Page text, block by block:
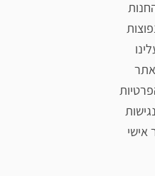
אתר
אישי